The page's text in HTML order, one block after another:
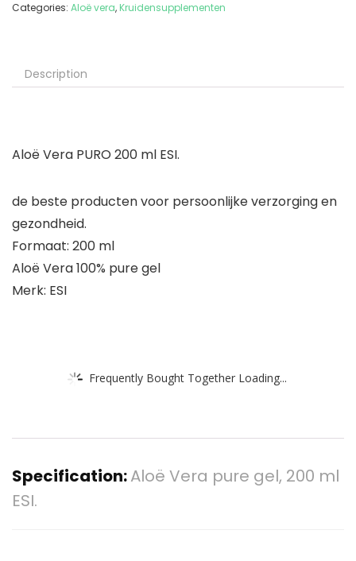
Categories: Aloë vera,Kruidensupplementen
Description
Aloë Vera PURO 200 ml ESI.
de beste producten voor persoonlijke verzorging en
gezondheid.
Formaat: 200 ml
Aloë Vera 100% pure gel
Merk: ESI
Frequently Bought Together Loading...
Specification:Aloë Vera pure gel, 200 ml
ESI.